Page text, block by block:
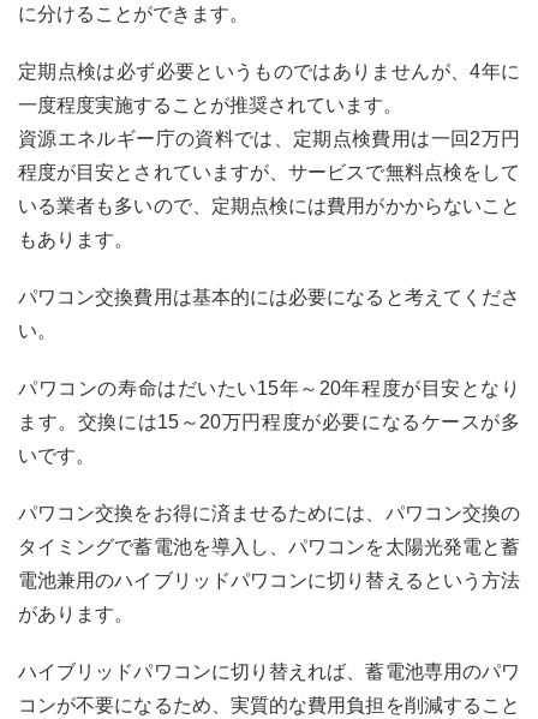
に分けることができます。
定期点検は必ず必要というものではありませんが、4年に
一度程度実施することが推奨されています。
資源エネルギー庁の資料では、定期点検費用は一回2万円
程度が目安とされていますが、サービスで無料点検をして
いる業者も多いので、定期点検には費用がかからないこと
もあります。
パワコン交換費用は基本的には必要になると考えてくださ
い。
パワコンの寿命はだいたい15年～20年程度が目安となり
ます。交換には15～20万円程度が必要になるケースが多
いです。
パワコン交換をお得に済ませるためには、パワコン交換の
タイミングで蓄電池を導入し、パワコンを太陽光発電と蓄
電池兼用のハイブリッドパワコンに切り替えるという方法
があります。
ハイブリッドパワコンに切り替えれば、蓄電池専用のパワ
コンが不要になるため、実質的な費用負担を削減すること